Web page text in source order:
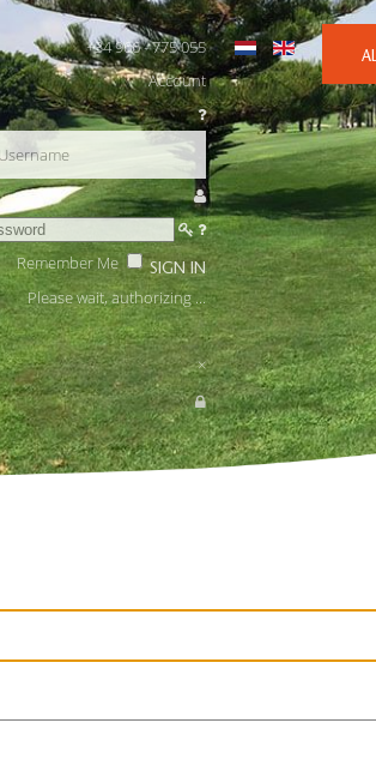
+34 966 - 775 055
Account
Remember Me SIGN IN
Please wait, authorizing ...
×